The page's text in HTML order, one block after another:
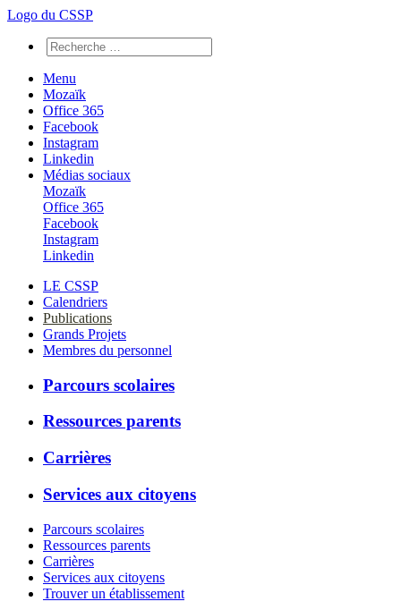
Logo du CSSP
Menu
Mozaïk
Office 365
Facebook
Instagram
Linkedin
Médias sociaux
Mozaïk
Office 365
Facebook
Instagram
Linkedin
LE CSSP
Calendriers
Publications
Grands Projets
Membres du personnel
Parcours scolaires
Ressources parents
Carrières
Services aux citoyens
Parcours scolaires
Ressources parents
Carrières
Services aux citoyens
Trouver un établissement